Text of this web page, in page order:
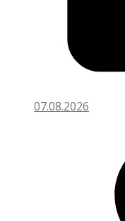
07.08.2026